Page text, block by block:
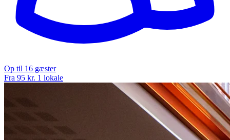
Op til 16 gæster
Fra 95 kr. 1 lokale